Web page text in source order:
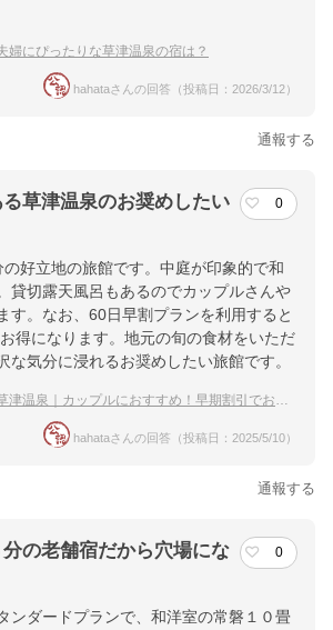
テル詳細を詳しく見る
婦にぴったりな草津温泉の宿は？
hahataさんの回答（投稿日：2026/3/12）
通報する
草津温泉のお奨めしたい
0
好立地の旅館です。中庭が印象的で和
貸切露天風呂もあるのでカップルさんや
す。なお、60日早割プランを利用すると
得になります。地元の旬の食材をいただ
な気分に浸れるお奨めしたい旅館です。
津温泉｜カップルにおすすめ！早期割引でお得に泊まれる宿は？
hahataさんの回答（投稿日：2025/5/10）
通報する
の老舗宿だから穴場にな
0
ンダードプランで、和洋室の常磐１０畳